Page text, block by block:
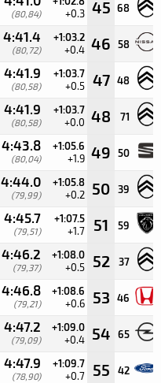
(80,84) +0.3 45 68
4:41.4
(80,72)
+1:03.2
+0.4 46 58
4:41.9
(80,58)
+1:03.7
+0.5 47 48
4:41.9
(80,58)
+1:03.7
+0.0 48 71
4:43.8
(80,04)
+1:05.6
+1.9 49 50
4:44.0
(79,99)
+1:05.8
+0.2 50 39
4:45.7
(79,51)
+1:07.5
+1.7 51 59
4:46.2
(79,37)
+1:08.0
+0.5 52 37
4:46.8
(79,21)
+1:08.6
+0.6 53 46
4:47.2
(79,09)
+1:09.0
+0.4 54 65
4:47.9
(78,90)
+1:09.7
+0.7 55 42